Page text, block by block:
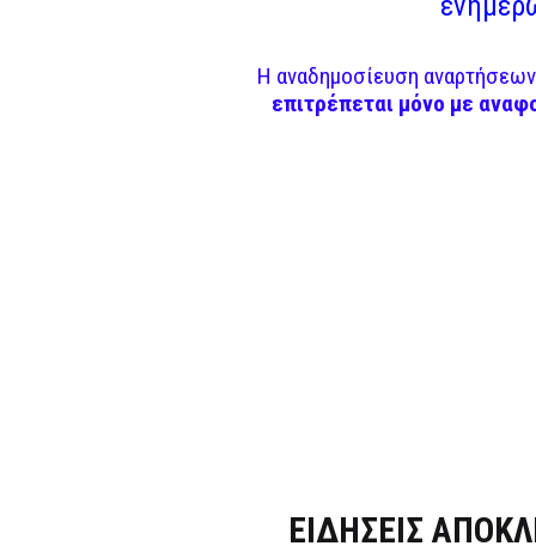
Η αναδημοσίευση
επιτρέπεται μόνο με
ΕΙΔΗΣΕΙΣ